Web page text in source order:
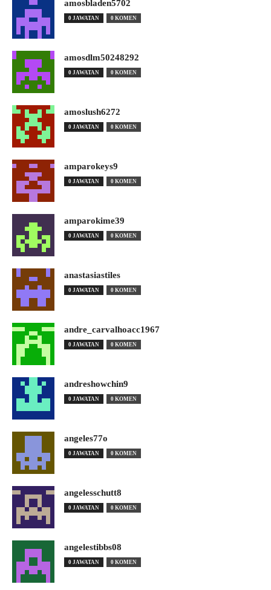
amosbladen5702
0 JAWATAN 0 KOMEN
amosdlm50248292
0 JAWATAN 0 KOMEN
amoslush6272
0 JAWATAN 0 KOMEN
amparokeys9
0 JAWATAN 0 KOMEN
amparokime39
0 JAWATAN 0 KOMEN
anastasiastiles
0 JAWATAN 0 KOMEN
andre_carvalhoacc1967
0 JAWATAN 0 KOMEN
andreshowchin9
0 JAWATAN 0 KOMEN
angeles77o
0 JAWATAN 0 KOMEN
angelesschutt8
0 JAWATAN 0 KOMEN
angelestibbs08
0 JAWATAN 0 KOMEN